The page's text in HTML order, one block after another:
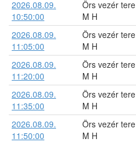
2026.08.09.
10:50:00
Örs vezér tere
M H
2026.08.09.
11:05:00
Örs vezér tere
M H
2026.08.09.
11:20:00
Örs vezér tere
M H
2026.08.09.
11:35:00
Örs vezér tere
M H
2026.08.09.
11:50:00
Örs vezér tere
M H